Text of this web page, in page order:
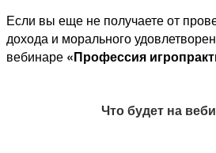
Если вы еще не получаете от
дохода и морального
вебинаре «Профессия
Что будет на